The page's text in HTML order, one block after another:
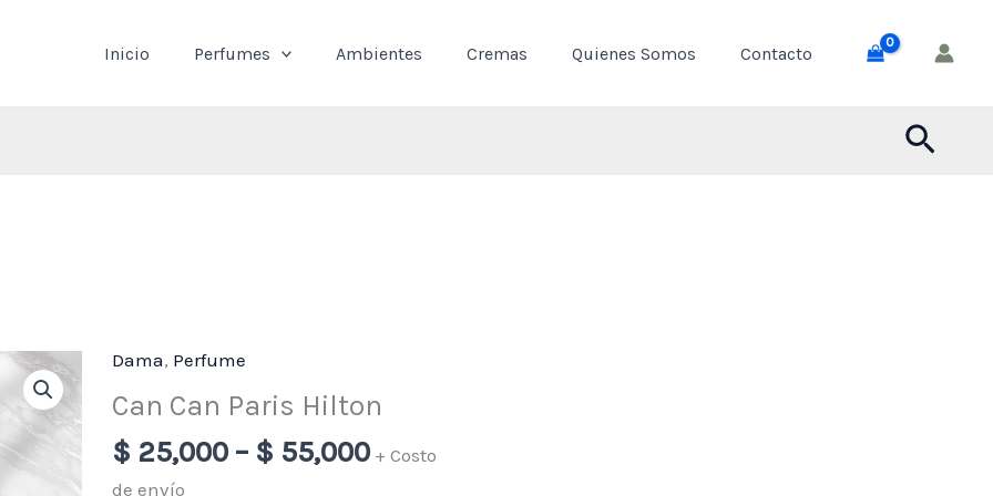
Inicio Perfumes Ambientes Cremas Quienes Somos Contacto
Dama, Perfume
Can Can Paris Hilton
$ 25,000 – $ 55,000
range:
through
+ Costo
de envío
Can
Can
Hilton
cantidad
$ 55,000